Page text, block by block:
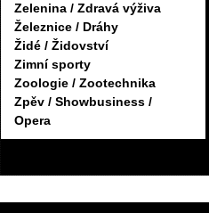
Zelenina / Zdravá výživa
Železnice / Dráhy
Židé / Židovství
Zimní sporty
Zoologie / Zootechnika
Zpěv / Showbusiness /
Opera